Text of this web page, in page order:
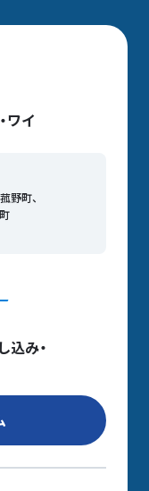
ワイ
野町、
込み・